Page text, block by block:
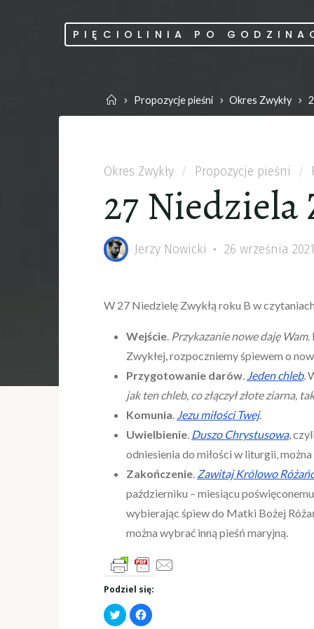
PIĘCIOLINIA PO
HomePropozycje pieśni Okres Zwykły
Okres Zwykły / Propozycje pieśni /
27 Niedziela
Jerzy Nowicki 26 września 2021
W 27 Niedzielę Zwykłą roku B w
Wejście Przykazanie nowe daję Wam.
Zwykłej, rozpoczniemy śpiewem o
Przygotowanie darów Jeden chleb.
jak ten chleb, co złączył złote ziarna,
Komunia Jezu miłości Twej.
Uwielbienie Duszo Chrystusowa,
odniesienia do miłości w liturgii,
Zakończenie Zawitaj Królowo
październiku – miesiącu
wybierając śpiew do Matki Bożej
można wybrać inną pieśń maryjną.
Podziel się:
C
l
C
l